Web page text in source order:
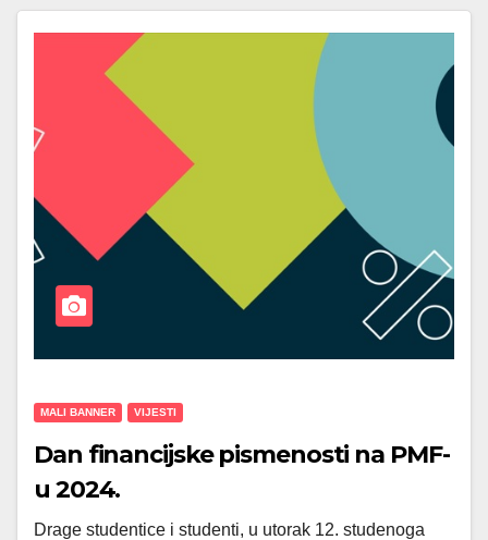
MALI BANNER VIJESTI
Dan financijske pismenosti na PMF-
u 2024.
Drage studentice i studenti, u utorak 12. studenoga